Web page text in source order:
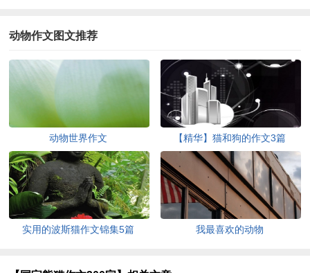
动物作文图文推荐
动物世界作文 【精华】猫和狗的作文3篇
实用的波斯猫作文锦集5篇 我最喜欢的动物